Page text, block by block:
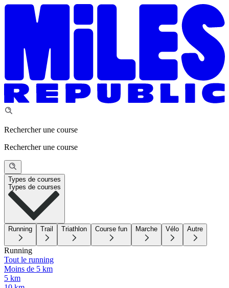
Rechercher une course
Rechercher une course
Types de courses
Types de courses
Running Trail Triathlon Course fun Marche Vélo Autre
Running
Tout le running
Moins de 5 km
5 km